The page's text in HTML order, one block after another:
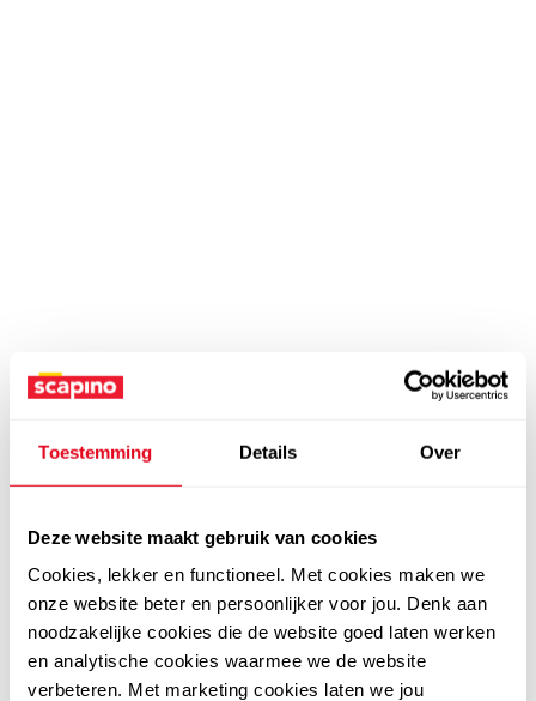
Toestemming Details Over
Deze website maakt gebruik van cookies
Cookies, lekker en functioneel. Met cookies maken we
onze website beter en persoonlijker voor jou. Denk aan
noodzakelijke cookies die de website goed laten werken
en analytische cookies waarmee we de website
verbeteren. Met marketing cookies laten we jou